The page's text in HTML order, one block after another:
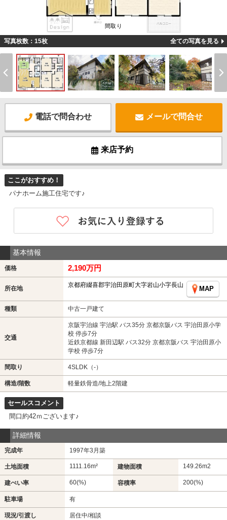
間取り
写真枚数：15枚 全ての写真を見る
電話で問合わせ メールで問合せ
来店予約
ここがおすすめ！
パナホーム施工住宅です♪
基本情報
価格 2,190万円
所在地 京都府綴喜郡宇治田原町大字岩山小字長山
MAP
種類 中古一戸建て
交通
京阪宇治線 宇治駅 バス35分 京都京阪バス 宇治田原小学
校 停歩7分
近鉄京都線 新田辺駅 バス32分 京都京阪バス 宇治田原小
学校 停歩7分
間取り 4SLDK（-）
構造/階数 軽量鉄骨造/地上2階建
セールスコメント
間口約42ｍございます♪
詳細情報
完成年 1997年3月築
土地面積 1111.16m² 建物面積 149.26m2
建ぺい率 60(%) 容積率 200(%)
駐車場 有
現況/引渡し 居住中/相談